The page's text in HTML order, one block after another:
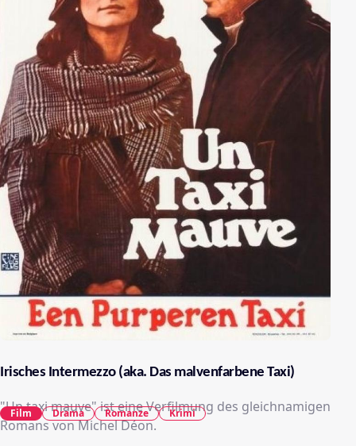
Irisches Intermezzo (aka. Das malvenfarbene Taxi)
"Un taxi mauve" ist eine Verfilmung des gleichnamigen
Romans von Michel Déon.
Film Drama Romanze Krimi